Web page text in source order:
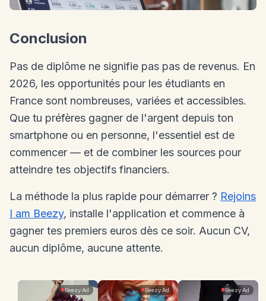
Conclusion
Pas de diplôme ne signifie pas pas de revenus. En
2026, les opportunités pour les étudiants en
France sont nombreuses, variées et accessibles.
Que tu préfères gagner de l'argent depuis ton
smartphone ou en personne, l'essentiel est de
commencer — et de combiner les sources pour
atteindre tes objectifs financiers.
La méthode la plus rapide pour démarrer ? Rejoins
I am Beezy, installe l'application et commence à
gagner tes premiers euros dès ce soir. Aucun CV,
aucun diplôme, aucune attente.